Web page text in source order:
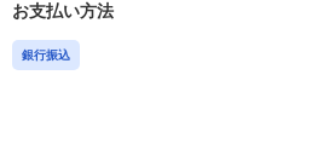
お支払い方法
銀行振込